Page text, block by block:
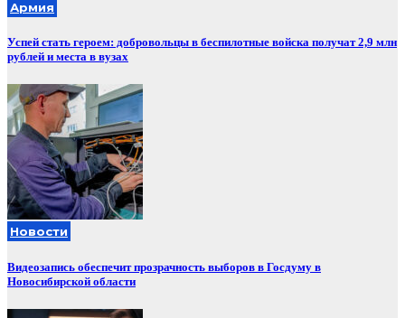
Армия
Успей стать героем: добровольцы в беспилотные войска получат 2,9 млн
рублей и места в вузах
Новости
Видеозапись обеспечит прозрачность выборов в Госдуму в
Новосибирской области